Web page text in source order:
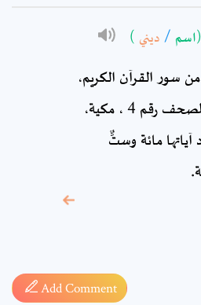
(اسم / ديني )
سور القرآن الكريم،
ترتيبها في المصحف رقم 4 ، مكية،
مائة وستٌّ
Add Comment
* sign, it means are